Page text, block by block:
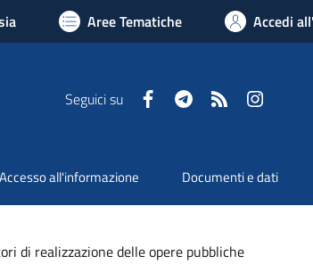
Aree Tematiche Accedi
Seguici su FacebookTelegramRSS
Accesso all'informazione Documenti e dati
di realizzazione delle opere pubbliche